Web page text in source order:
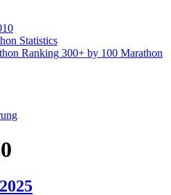
Statistics
Ranking 300+ by 100 Marathon